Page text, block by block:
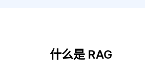
什么是 RAG